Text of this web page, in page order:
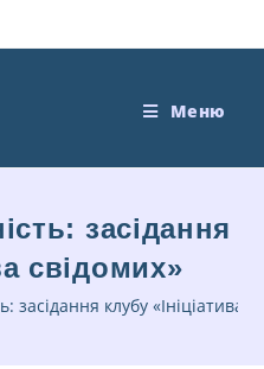
Меню
засідання
свідомих»
засідання клубу «Ініціатива